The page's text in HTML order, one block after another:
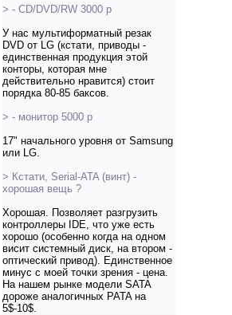
> - CD/DVD/RW 3000 р
У нас мультиформатный резак
DVD от LG (кстати, приводы -
единственная продукция этой
конторы, которая мне
действительно нравится) стоит
порядка 80-85 баксов.
> - монитор 5000 р
17" начального уровня от Samsung
или LG.
> Кстати, Serial-ATA (винт) -
хорошая вещь ?
Хорошая. Позволяет разгрузить
контроллеры IDE, что уже есть
хорошо (особенно когда на одном
висит системный диск, на втором -
оптический привод). Единственное
минус с моей точки зрения - цена.
На нашем рынке модели SATA
дороже аналогичных PATA на
5$-10$.